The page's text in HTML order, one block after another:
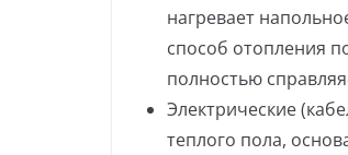
нагревает
способ отопления
полностью
Электрические
теплого пола,